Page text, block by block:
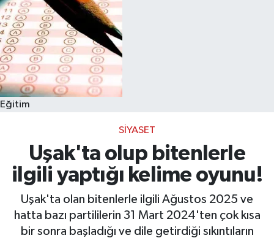
Eğitim
SIYASET
Uşak'ta olup bitenlerle
ilgili yaptığı kelime oyunu!
Uşak'ta olan bitenlerle ilgili Ağustos 2025 ve
hatta bazı partililerin 31 Mart 2024'ten çok kısa
bir sonra başladığı ve dile getirdiği sıkıntıların